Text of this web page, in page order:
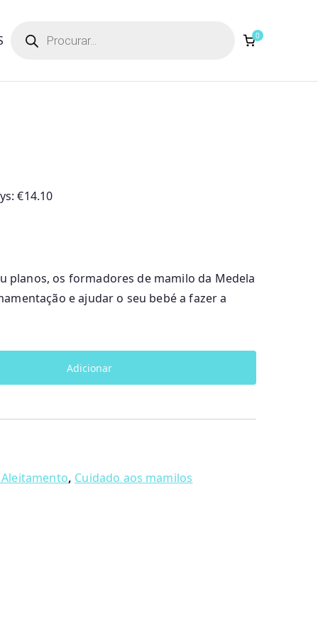
search 0
€14.10
planos, os formadores de mamilo da Medela
e ajudar o seu bebé a fazer a
Adicionar
, Cuidado aos mamilos